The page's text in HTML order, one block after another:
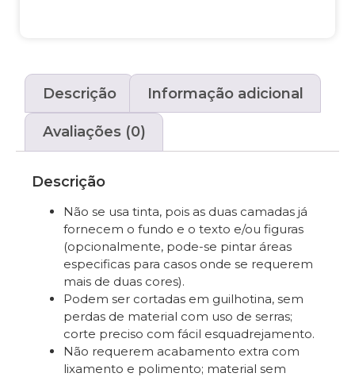
Descrição Informação adicional
Avaliações (0)
Descrição
Não se usa tinta, pois as duas camadas já
fornecem o fundo e o texto e/ou figuras
(opcionalmente, pode-se pintar áreas
especificas para casos onde se requerem
mais de duas cores).
Podem ser cortadas em guilhotina, sem
perdas de material com uso de serras;
corte preciso com fácil esquadrejamento.
Não requerem acabamento extra com
lixamento e polimento; material sem